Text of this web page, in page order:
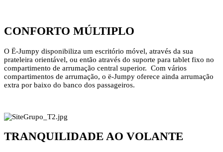
CONFORTO MÚLTIPLO
O Ë-Jumpy disponibiliza um escritório móvel, através da sua
prateleira orientável, ou então através do suporte para tablet fixo no
compartimento de arrumação central superior. Com vários
compartimentos de arrumação, o ë-Jumpy oferece ainda arrumação
extra por baixo do banco dos passageiros.
TRANQUILIDADE AO VOLANTE